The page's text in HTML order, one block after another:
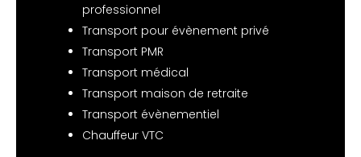
professionnel
Transport pour évènement privé
Transport PMR
Transport médical
Transport maison de retraite
Transport évènementiel
Chauffeur VTC